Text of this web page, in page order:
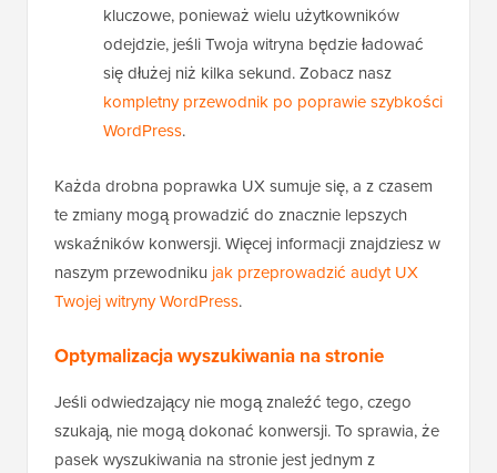
kluczowe, ponieważ wielu użytkowników
odejdzie, jeśli Twoja witryna będzie ładować
się dłużej niż kilka sekund. Zobacz nasz
kompletny przewodnik po poprawie szybkości
WordPress.
Każda drobna poprawka UX sumuje się, a z czasem
te zmiany mogą prowadzić do znacznie lepszych
wskaźników konwersji. Więcej informacji znajdziesz w
naszym przewodniku jak przeprowadzić audyt UX
Twojej witryny WordPress.
Optymalizacja wyszukiwania na stronie
Jeśli odwiedzający nie mogą znaleźć tego, czego
szukają, nie mogą dokonać konwersji. To sprawia, że
pasek wyszukiwania na stronie jest jednym z